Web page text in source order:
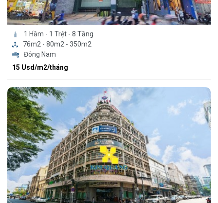
1 Hầm - 1 Trệt - 8 Tầng
76m2 - 80m2 - 350m2
Đông Nam
15 Usd/m2/tháng